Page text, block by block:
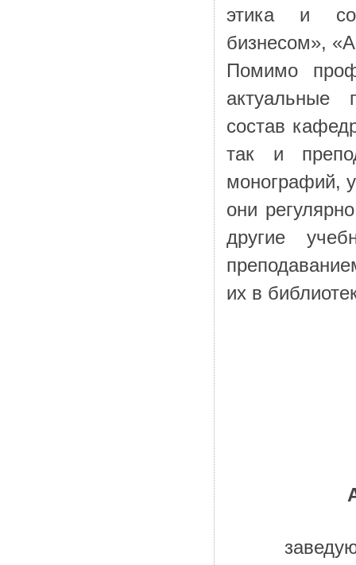
этика и
бизнесом»,
Помимо
актуальные
состав
так и
монографий,
они
другие
их в